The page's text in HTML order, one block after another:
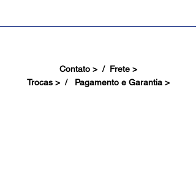
Contato > / Frete >
Trocas > / Pagamento e Garantia >